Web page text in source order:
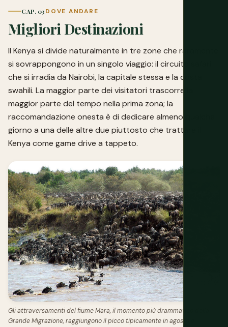
CAP. 03DOVE ANDARE
Migliori Destinazioni
Il Kenya si divide naturalmente in tre zone che raramente
si sovrappongono in un singolo viaggio: il circuito safari
che si irradia da Nairobi, la capitale stessa e la costa
swahili. La maggior parte dei visitatori trascorre la
maggior parte del tempo nella prima zona; la
raccomandazione onesta è di dedicare almeno qualche
giorno a una delle altre due piuttosto che trattare il
Kenya come game drive a tappeto.
Gli attraversamenti del fiume Mara, il momento più drammatico della
Grande Migrazione, raggiungono il picco tipicamente in agosto e